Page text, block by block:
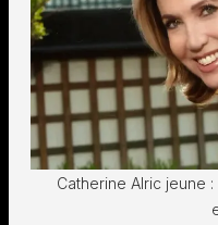
Catherine Alric jeune